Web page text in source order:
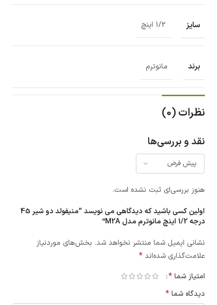
سایز 1/2 اینچ
برند مانوترم
نظرات (0)
نقد و بررسی‌ها
هنوز بررسی‌ای ثبت نشده است.
اولین کسی باشید که دیدگاهی می نویسد “منیفولد دو شیر 45
درجه 1/2 اینچ مانوترم مدل M2A”
نشانی ایمیل شما منتشر نخواهد شد. بخش‌های موردنیاز
علامت‌گذاری شده‌اند *
امتیاز شما *
دیدگاه شما *